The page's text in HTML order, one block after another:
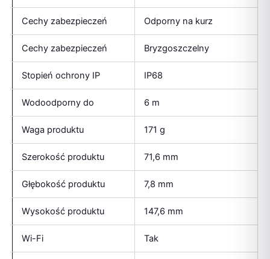
Cechy zabezpieczeń Odporny na kurz
Cechy zabezpieczeń Bryzgoszczelny
Stopień ochrony IP IP68
Wodoodporny do 6 m
Waga produktu 171 g
Szerokość produktu 71,6 mm
Głębokość produktu 7,8 mm
Wysokość produktu 147,6 mm
Wi-Fi Tak